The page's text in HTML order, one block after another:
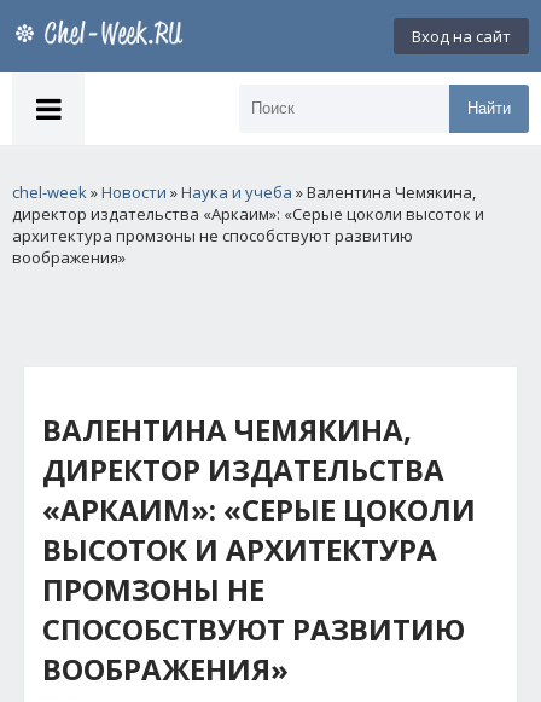
Вход на сайт
Найти
chel-week»Новости »Наука и учеба » Валентина Чемякина,
директор издательства «Аркаим»: «Серые цоколи высоток и
архитектура промзоны не способствуют развитию
воображения»
ВАЛЕНТИНА ЧЕМЯКИНА,
ДИРЕКТОР ИЗДАТЕЛЬСТВА
«АРКАИМ»: «СЕРЫЕ ЦОКОЛИ
ВЫСОТОК И АРХИТЕКТУРА
ПРОМЗОНЫ НЕ
СПОСОБСТВУЮТ РАЗВИТИЮ
ВООБРАЖЕНИЯ»